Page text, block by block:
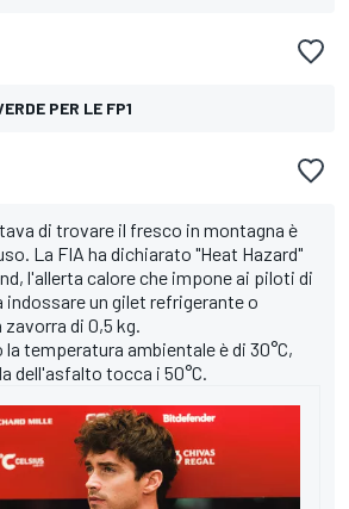
PER LE FP1
di trovare il fresco in montagna è
La FIA ha dichiarato "Heat Hazard"
l'allerta calore che impone ai piloti di
indossare un gilet refrigerante o
zavorra di 0,5 kg.
temperatura ambientale è di 30°C,
dell'asfalto tocca i 50°C.